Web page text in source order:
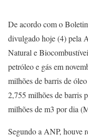
De acordo com o
divulgado hoje (4) pela
Natural e
petróleo e gás em
milhões de barris de
2,755 milhões de barris
milhões de m3 por dia
Segundo a ANP, houve